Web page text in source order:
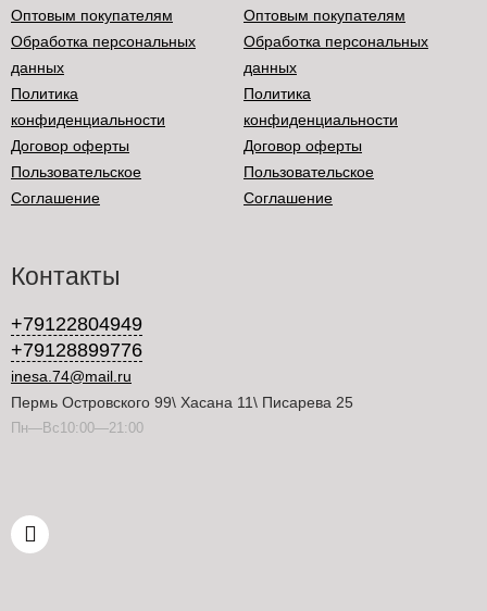
Оптовым покупателям
Обработка персональных
данных
Политика
конфиденциальности
Договор оферты
Пользовательское
Соглашение
Оптовым покупателям
Обработка персональных
данных
Политика
конфиденциальности
Договор оферты
Пользовательское
Соглашение
Контакты
+79122804949
+79128899776
inesa.74@mail.ru
Пермь Островского 99\ Хасана 11\ Писарева 25
Пн—Вс10:00—21:00